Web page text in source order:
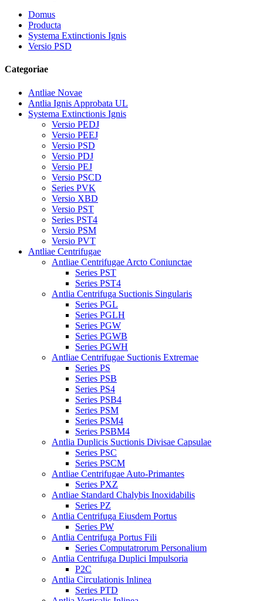
Domus
Producta
Systema Extinctionis Ignis
Versio PSD
Categoriae
Antliae Novae
Antlia Ignis Approbata UL
Systema Extinctionis Ignis
Versio PEDJ
Versio PEEJ
Versio PSD
Versio PDJ
Versio PEJ
Versio PSCD
Series PVK
Versio XBD
Versio PST
Series PST4
Versio PSM
Versio PVT
Antliae Centrifugae
Antliae Centrifugae Arcto Coniunctae
Series PST
Series PST4
Antlia Centrifuga Suctionis Singularis
Series PGL
Series PGLH
Series PGW
Series PGWB
Series PGWH
Antliae Centrifugae Suctionis Extremae
Series PS
Series PSB
Series PS4
Series PSB4
Series PSM
Series PSM4
Series PSBM4
Antlia Duplicis Suctionis Divisae Capsulae
Series PSC
Series PSCM
Antliae Centrifugae Auto-Primantes
Series PXZ
Antliae Standard Chalybis Inoxidabilis
Series PZ
Antlia Centrifuga Eiusdem Portus
Series PW
Antlia Centrifuga Portus Fili
Series Computatrorum Personalium
Antlia Centrifuga Duplici Impulsoria
P2C
Antlia Circulationis Inlinea
Series PTD